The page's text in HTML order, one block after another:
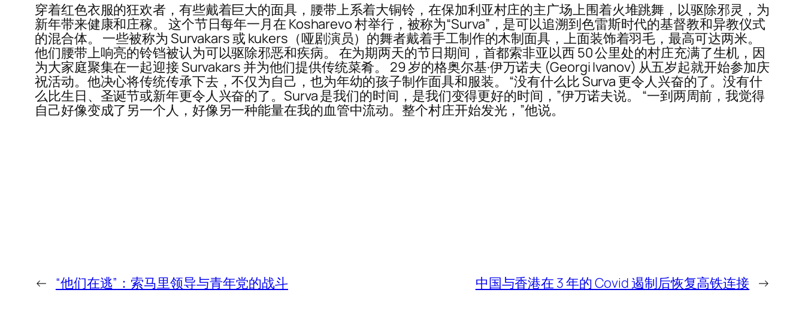
穿着红色衣服的狂欢者，有些戴着巨大的面具，腰带上系着大铜铃，在保加利亚村庄的主广场上围着火堆跳舞，以驱除邪灵，为
新年带来健康和庄稼。 这个节日每年一月在 Kosharevo 村举行，被称为“Surva”，是可以追溯到色雷斯时代的基督教和异教仪式
的混合体。 一些被称为 Survakars 或 kukers（哑剧演员）的舞者戴着手工制作的木制面具，上面装饰着羽毛，最高可达两米。
他们腰带上响亮的铃铛被认为可以驱除邪恶和疾病。 在为期两天的节日期间，首都索非亚以西 50 公里处的村庄充满了生机，因
为大家庭聚集在一起迎接 Survakars 并为他们提供传统菜肴。 29 岁的格奥尔基·伊万诺夫 (Georgi Ivanov) 从五岁起就开始参加庆
祝活动。他决心将传统传承下去，不仅为自己，也为年幼的孩子制作面具和服装。 “没有什么比 Surva 更令人兴奋的了。没有什
么比生日、圣诞节或新年更令人兴奋的了。Surva 是我们的时间，是我们变得更好的时间，”伊万诺夫说。 “一到两周前，我觉得
自己好像变成了另一个人，好像另一种能量在我的血管中流动。整个村庄开始发光，”他说。
← “他们在逃”：索马里领导与青年党的战斗 中国与香港在 3 年的 Covid 遏制后恢复高铁连接 →